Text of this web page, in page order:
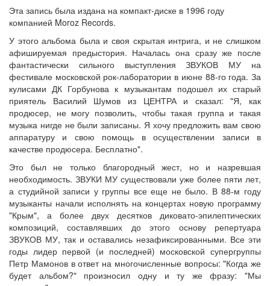
Эта запись была издана на компакт-диске в 1996 году
компанией Moroz Records.
У этого альбома была и своя скрытая интрига, и не слишком
афишируемая предыстория. Началась она сразу же после
фантастически сильного выступления ЗВУКОВ МУ на
фестивале московской рок-лаборатории в июне 88-го года. За
кулисами ДК Горбунова к музыкантам подошел их старый
приятель Василий Шумов из ЦЕНТРА и сказал: "Я, как
продюсер, не могу позволить, чтобы такая группа и такая
музыка нигде не были записаны. Я хочу предложить вам свою
аппаратуру и свою помощь в осуществлении записи в
качестве продюсера. Бесплатно".
Это был не только благородный жест, но и назревшая
необходимость. ЗВУКИ МУ существовали уже более пяти лет,
а студийной записи у группы все еще не было. В 88-м году
музыканты начали исполнять на концертах новую программу
"Крым", а более двух десятков диковато-эпилептических
композиций, составлявших до этого основу репертуара
ЗВУКОВ МУ, так и оставались незафиксированными. Все эти
годы лидер первой (и последней) московской супергруппы
Петр Мамонов в ответ на многочисленные вопросы: "Когда же
будет альбом?" произносил одну и ту же фразу: "Мы